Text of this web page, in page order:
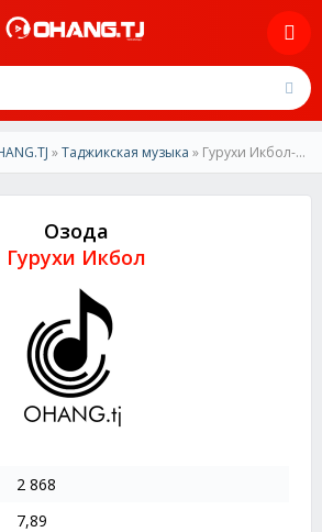
»Таджикская музыка » Гурухи Икбол-Озода
Озода
Гурухи Икбол
2 868
7,89